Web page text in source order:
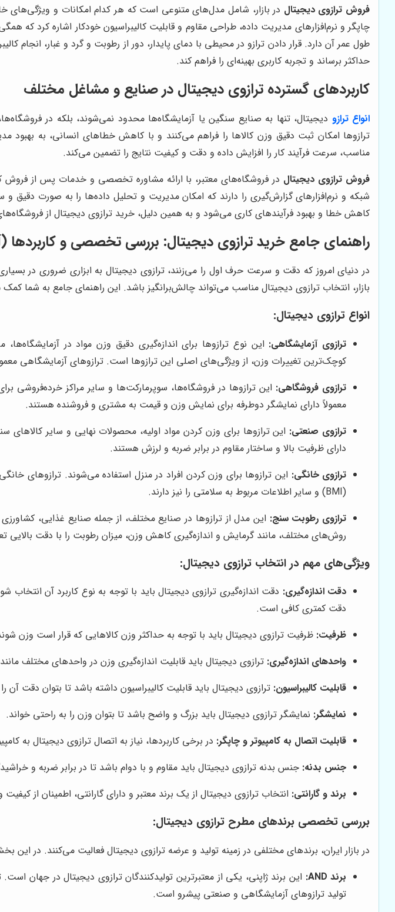
فروش ترازوی دیجیتال در بازار، شامل مدل‌های متنوعی است که هر کدام امکانات و ویژگی‌های
چاپگر و نرم‌افزارهای مدیریت داده، طراحی مقاوم و قابلیت کالیبراسیون خودکار اشاره کرد
طول عمر آن دارد. قرار دادن ترازو در محیطی با دمای پایدار، دور از رطوبت و گرد و غبار، انجام
حداکثر برساند و تجربه کاربری بهینه‌ای را فراهم کند.
کاربردهای گسترده ترازوی دیجیتال در صنایع و مشاغل مختلف
انواع ترازو دیجیتال، تنها به صنایع سنگین یا آزمایشگاه‌ها محدود نمی‌شوند، بلکه در
ترازوها امکان ثبت دقیق وزن کالاها را فراهم می‌کنند و با کاهش خطاهای انسانی، به
مناسب، سرعت فرآیند کار را افزایش داده و دقت و کیفیت نتایج را تضمین می‌کند.
فروش ترازوی دیجیتال در فروشگاه‌های معتبر، با ارائه مشاوره تخصصی و خدمات پس از فروش
شبکه و نرم‌افزارهای گزارش‌گیری را دارند که امکان مدیریت و تحلیل داده‌ها را به صورت دقیق
کاهش خطا و بهبود فرآیندهای کاری می‌شود و به همین دلیل، خرید ترازوی دیجیتال از
راهنمای جامع خرید ترازوی دیجیتال: بررسی تخصصی و کاربردها
در دنیای امروز که دقت و سرعت حرف اول را می‌زنند، ترازوی دیجیتال به ابزاری ضروری در
بازار، انتخاب ترازوی دیجیتال مناسب می‌تواند چالش‌برانگیز باشد. این راهنمای جامع به شما
انواع ترازوی دیجیتال:
ترازوی آزمایشگاهی:
کوچک‌ترین تغییرات وزن، از ویژگی‌های اصلی این ترازوها است. ترازوهای آزمایشگاهی
ترازوی فروشگاهی: این ترازوها در فروشگاه‌ها، سوپرمارکت‌ها و سایر مراکز خرده‌فروشی
معمولاً دارای نمایشگر دوطرفه برای نمایش وزن و قیمت به مشتری و فروشنده هستند.
ترازوی صنعتی: این ترازوها برای وزن کردن مواد اولیه، محصولات نهایی و سایر
دارای ظرفیت بالا و ساختار مقاوم در برابر ضربه و لرزش هستند.
ترازوی خانگی: این ترازوها برای وزن کردن افراد در منزل استفاده می‌شوند. ترازوهای
(BMI) و سایر اطلاعات مربوط به سلامتی را نیز دارند.
ترازوی رطوبت سنج: این مدل از ترازوها در صنایع مختلف، از جمله صنایع غذایی،
روش‌های مختلف، مانند گرمایش و اندازه‌گیری کاهش وزن، میزان رطوبت را با دقت بالایی
ویژگی‌های مهم در انتخاب ترازوی دیجیتال:
دقت اندازه‌گیری: دقت اندازه‌گیری ترازوی دیجیتال باید با توجه به نوع کاربرد آن انتخاب
دقت کمتری کافی است.
ظرفیت: ظرفیت ترازوی دیجیتال باید با توجه به حداکثر وزن کالاهایی که قرار است وزن
واحدهای اندازه‌گیری: ترازوی دیجیتال باید قابلیت اندازه‌گیری وزن در واحدهای مختلف
قابلیت کالیبراسیون: ترازوی دیجیتال باید قابلیت کالیبراسیون داشته باشد تا بتوان دقت
نمایشگر: نمایشگر ترازوی دیجیتال باید بزرگ و واضح باشد تا بتوان وزن را به راحتی خواند.
قابلیت اتصال به کامپیوتر و چاپگر: در برخی کاربردها، نیاز به اتصال ترازوی دیجیتال به
جنس بدنه: جنس بدنه ترازوی دیجیتال باید مقاوم و با دوام باشد تا در برابر ضربه و
برند و گارانتی: انتخاب ترازوی دیجیتال از یک برند معتبر و دارای گارانتی، اطمینان از
بررسی تخصصی برندهای مطرح ترازوی دیجیتال:
در بازار ایران، برندهای مختلفی در زمینه تولید و عرضه ترازوی دیجیتال فعالیت می‌کنند. در
برند AND:
تولید ترازوهای آزمایشگاهی و صنعتی پیشرو است.